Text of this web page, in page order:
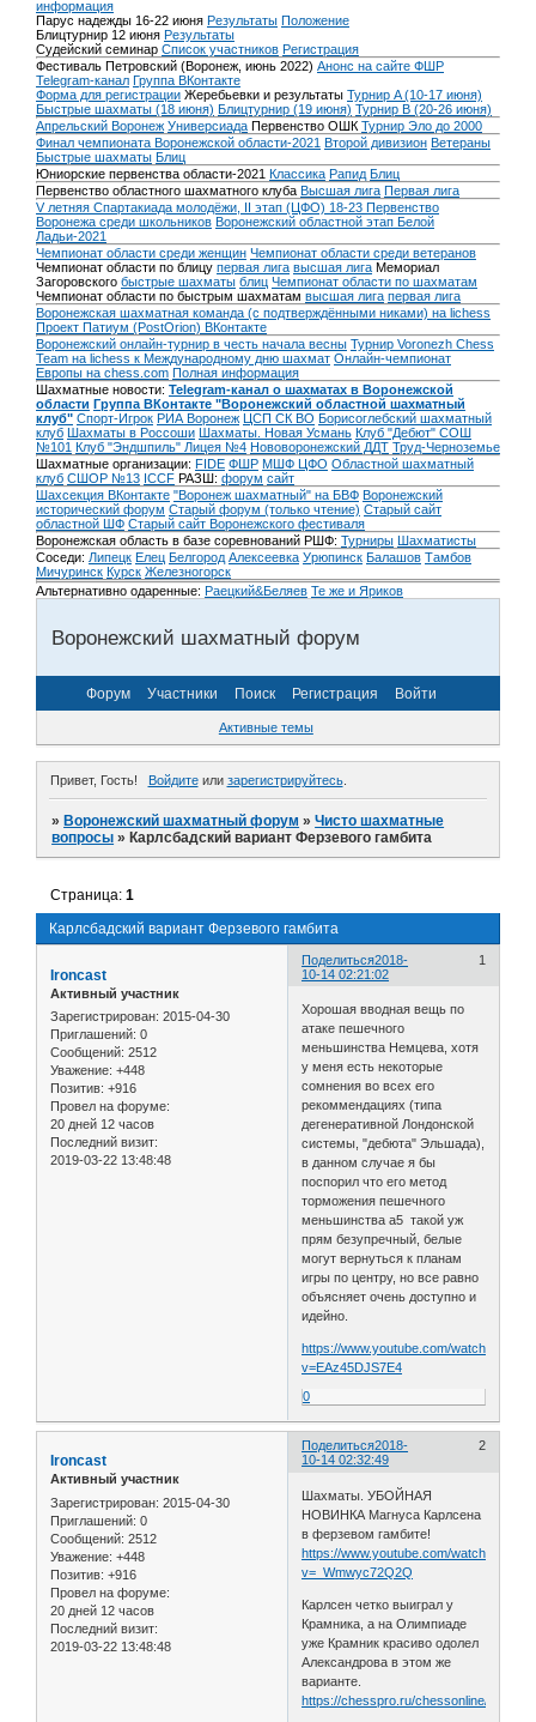
информация
Парус надежды 16-22 июня Результаты Положение
Блицтурнир 12 июня Результаты
Судейский семинар Список участников Регистрация
Фестиваль Петровский (Воронеж, июнь 2022) Анонс на сайте ФШР
Telegram-канал Группа ВКонтакте
Форма для регистрации Жеребьевки и результаты Турнир A (10-17 июня)
Быстрые шахматы (18 июня) Блицтурнир (19 июня) Турнир B (20-26 июня)
Апрельский Воронеж Универсиада Первенство ОШК Турнир Эло до 2000
Финал чемпионата Воронежской области-2021 Второй дивизион Ветераны
Быстрые шахматы Блиц
Юниорские первенства области-2021 Классика Рапид Блиц
Первенство областного шахматного клуба Высшая лига Первая лига
V летняя Спартакиада молодёжи, II этап (ЦФО) 18-23 Первенство
Воронежа среди школьников Воронежский областной этап Белой
Ладьи-2021
Чемпионат области среди женщин Чемпионат области среди ветеранов
Чемпионат области по блицу первая лига высшая лига Мемориал
Загоровского быстрые шахматы блиц Чемпионат области по шахматам
Чемпионат области по быстрым шахматам высшая лига первая лига
Воронежская шахматная команда (с подтверждёнными никами) на lichess
Проект Патиум (PostOrion) ВКонтакте
Воронежский онлайн-турнир в честь начала весны Турнир Voronezh Chess
Team на lichess к Международному дню шахмат Онлайн-чемпионат
Европы на chess.com Полная информация
Шахматные новости: Telegram-канал о шахматах в Воронежской
области Группа ВКонтакте "Воронежский областной шахматный
клуб" Спорт-Игрок РИА Воронеж ЦСП СК ВО Борисоглебский шахматный
клуб Шахматы в Россоши Шахматы. Новая Усмань Клуб "Дебют" СОШ
№101 Клуб "Эндшпиль" Лицея №4 Нововоронежский ДДТ Труд-Черноземье
Шахматные организации: FIDE ФШР МШФ ЦФО Областной шахматный
клуб СШОР №13 ICCF РАЗШ: форум сайт
Шахсекция ВКонтакте "Воронеж шахматный" на БВФ Воронежский
исторический форум Cтарый форум (только чтение) Старый сайт
областной ШФ Старый сайт Воронежского фестиваля
Воронежская область в базе соревнований РШФ: Турниры Шахматисты
Соседи: Липецк Елец Белгород Алексеевка Урюпинск Балашов Тамбов
Мичуринск Курск Железногорск
Альтернативно одаренные: Раецкий&Беляев Те же и Яриков
Воронежский шахматный форум
Форум Участники Поиск Регистрация Войти
Активные темы
Привет, Гость! Войдитеили зарегистрируйтесь.
»Воронежский шахматный форум »Чисто шахматные
вопросы »Карлсбадский вариант Ферзевого гамбита
Карлсбадский вариант Ферзевого гамбита
Страница:1
Поделиться 1
2018-
10-14 02:21:02
Ironcast
Активный участник
Зарегистрирован: 2015-04-30
Приглашений: 0
Сообщений: 2512
Уважение: +448
Позитив: +916
Провел на форуме:
20 дней 12 часов
Последний визит:
2019-03-22 13:48:48
Хорошая вводная вещь по
атаке пешечного
меньшинства Немцева, хотя
у меня есть некоторые
сомнения во всех его
рекоммендациях (типа
дегенеративной Лондонской
системы, "дебюта" Эльшада),
в данном случае я бы
поспорил что его метод
торможения пешечного
меньшинства a5 такой уж
прям безупречный, белые
могут вернуться к планам
игры по центру, но все равно
объясняет очень доступно и
идейно.
https://www.youtube.com/watch?
v=EAz45DJS7E4
0
Поделиться 2
2018-
10-14 02:32:49
Ironcast
Активный участник
Зарегистрирован: 2015-04-30
Приглашений: 0
Сообщений: 2512
Уважение: +448
Позитив: +916
Провел на форуме:
20 дней 12 часов
Последний визит:
2019-03-22 13:48:48
Шахматы. УБОЙНАЯ
НОВИНКА Магнуса Карлсена
в ферзевом гамбите!
https://www.youtube.com/watch?
v=_Wmwyc72Q2Q
Карлсен четко выиграл у
Крамника, а на Олимпиаде
уже Крамник красиво одолел
Александрова в этом же
варианте.
https://chesspro.ru/chessonline/app2/